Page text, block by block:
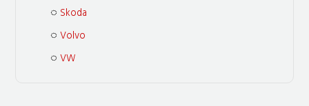
Skoda
Volvo
VW